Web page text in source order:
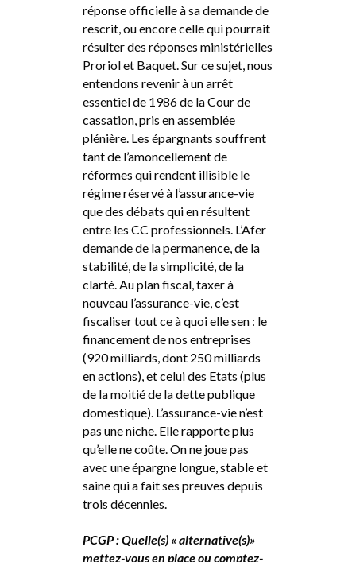
réponse officielle à sa demande de
rescrit, ou encore celle qui pourrait
résulter des réponses ministérielles
Proriol et Baquet. Sur ce sujet, nous
entendons revenir à un arrêt
essentiel de 1986 de la Cour de
cassation, pris en assemblée
plénière. Les épargnants souffrent
tant de l’amoncellement de
réformes qui rendent illisible le
régime réservé à l’assurance-vie
que des débats qui en résultent
entre les CC professionnels. L’Afer
demande de la permanence, de la
stabilité, de la simplicité, de la
clarté. Au plan fiscal, taxer à
nouveau l’assurance-vie, c’est
fiscaliser tout ce à quoi elle sen : le
financement de nos entreprises
(920 milliards, dont 250 milliards
en actions), et celui des Etats (plus
de la moitié de la dette publique
domestique). L’assurance-vie n’est
pas une niche. Elle rapporte plus
qu’elle ne coûte. On ne joue pas
avec une épargne longue, stable et
saine qui a fait ses preuves depuis
trois décennies.
PCGP : Quelle(s) « alternative(s)»
mettez-vous en place ou comptez-